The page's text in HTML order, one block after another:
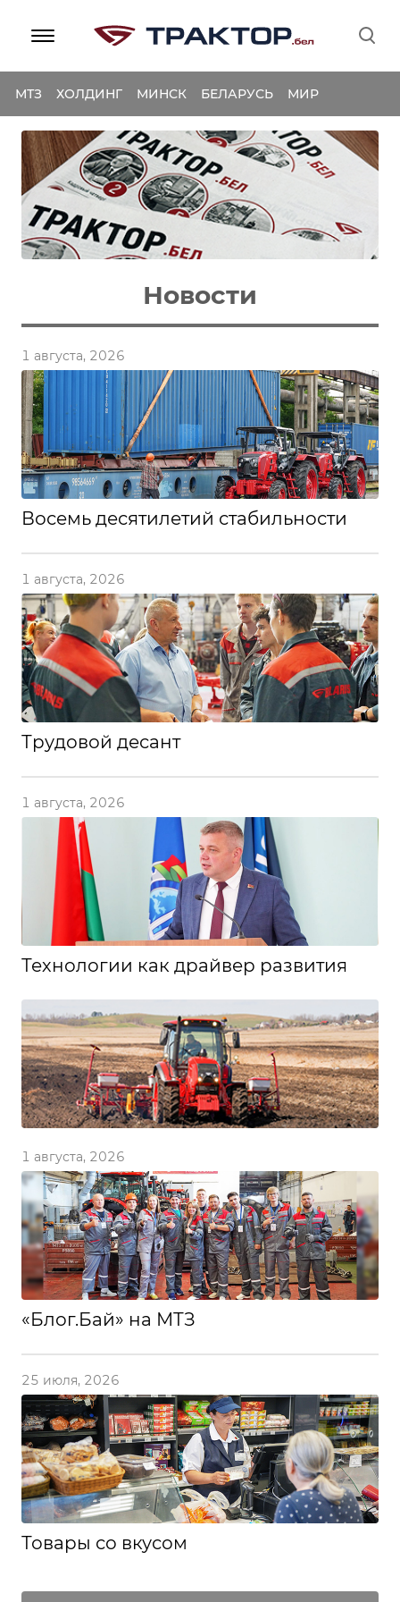
МТЗ ХОЛДИНГ МИНСК БЕЛАРУСЬ МИР
Новости
1 августа, 2026
Восемь десятилетий стабильности
1 августа, 2026
Трудовой десант
1 августа, 2026
Технологии как драйвер развития
1 августа, 2026
«Блог.Бай» на МТЗ
25 июля, 2026
Товары со вкусом